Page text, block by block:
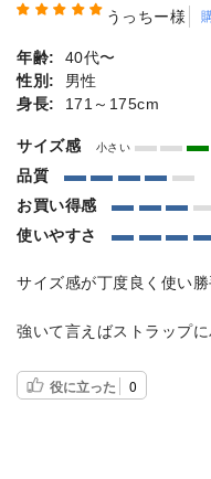
うっちー様
年齢:
40代〜
性別:
男性
身長:
171～175cm
サイズ感 小さい
品質
お買い得感
使いやすさ
サイズ感が丁度良く使い勝
強いて言えばストラップ
役に立った 0